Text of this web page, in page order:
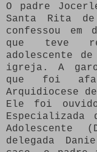
O padre
Santa Rita de
confessou
que teve
adolescente
igreja. A
que foi
Arquidiocese de
Ele foi ouvido
Especializada
Adolescente
delegada